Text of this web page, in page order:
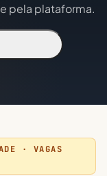
pela plataforma.
· VAGAS